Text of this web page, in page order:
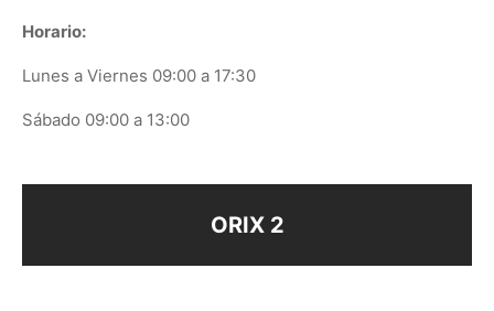
Horario:
Lunes a Viernes 09:00 a 17:30
Sábado 09:00 a 13:00
ORIX 2